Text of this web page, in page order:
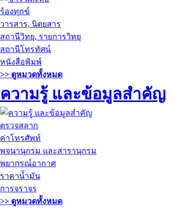
ร้องทุกข์
วารสาร, นิตยสาร
สถานีวิทยุ, รายการวิทยุ
สถานีโทรทัศน์
หนังสือพิมพ์
>> ดูหมวดทั้งหมด
ความรู้ และข้อมูลสำคัญ
ตรวจสลาก
ค่าโทรศัพท์
พจนานุกรม และสารานุกรม
พยากรณ์อากาศ
ราคาน้ำมัน
การจราจร
>> ดูหมวดทั้งหมด